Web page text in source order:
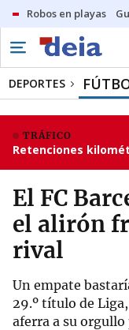
Robos en playas
DEPORTES
TRÁFICO
Retenciones
El FC
el alirón
rival
Un empate
29.º título de
aferra a su